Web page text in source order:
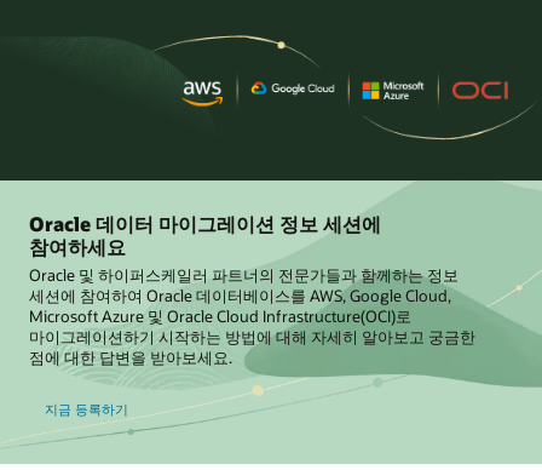
Oracle 데이터 마이그레이션 정보 세션에
참여하세요
Oracle 및 하이퍼스케일러 파트너의 전문가들과 함께하는 정보
세션에 참여하여 Oracle 데이터베이스를 AWS, Google Cloud,
Microsoft Azure 및 Oracle Cloud Infrastructure(OCI)로
마이그레이션하기 시작하는 방법에 대해 자세히 알아보고 궁금한
점에 대한 답변을 받아보세요.
지금 등록하기